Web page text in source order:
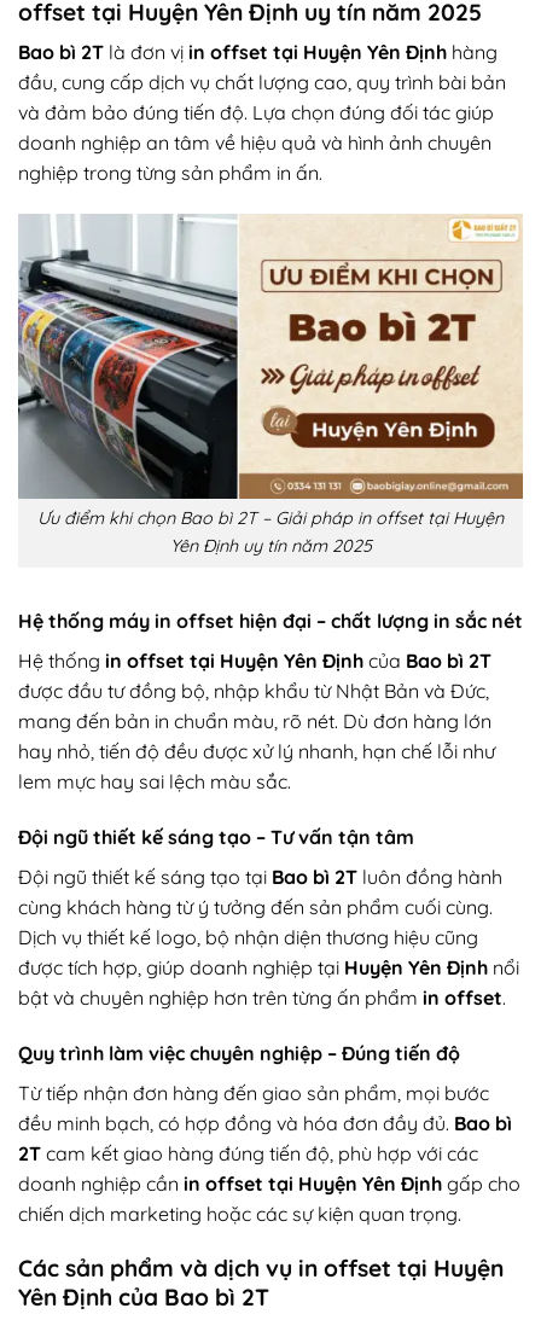
offset tại Huyện Yên Định uy tín năm 2025
Bao bì 2T là đơn vị in offset tại Huyện Yên Định hàng
đầu, cung cấp dịch vụ chất lượng cao, quy trình bài bản
và đảm bảo đúng tiến độ. Lựa chọn đúng đối tác giúp
doanh nghiệp an tâm về hiệu quả và hình ảnh chuyên
nghiệp trong từng sản phẩm in ấn.
Ưu điểm khi chọn Bao bì 2T – Giải pháp in offset tại Huyện
Yên Định uy tín năm 2025
Hệ thống máy in offset hiện đại – chất lượng in sắc nét
Hệ thống in offset tại Huyện Yên Định của Bao bì 2T
được đầu tư đồng bộ, nhập khẩu từ Nhật Bản và Đức,
mang đến bản in chuẩn màu, rõ nét. Dù đơn hàng lớn
hay nhỏ, tiến độ đều được xử lý nhanh, hạn chế lỗi như
lem mực hay sai lệch màu sắc.
Đội ngũ thiết kế sáng tạo – Tư vấn tận tâm
Đội ngũ thiết kế sáng tạo tại Bao bì 2T luôn đồng hành
cùng khách hàng từ ý tưởng đến sản phẩm cuối cùng.
Dịch vụ thiết kế logo, bộ nhận diện thương hiệu cũng
được tích hợp, giúp doanh nghiệp tại Huyện Yên Định nổi
bật và chuyên nghiệp hơn trên từng ấn phẩm in offset.
Quy trình làm việc chuyên nghiệp – Đúng tiến độ
Từ tiếp nhận đơn hàng đến giao sản phẩm, mọi bước
đều minh bạch, có hợp đồng và hóa đơn đầy đủ. Bao bì
2T cam kết giao hàng đúng tiến độ, phù hợp với các
doanh nghiệp cần in offset tại Huyện Yên Định gấp cho
chiến dịch marketing hoặc các sự kiện quan trọng.
Các sản phẩm và dịch vụ in offset tại Huyện
Yên Định của Bao bì 2T